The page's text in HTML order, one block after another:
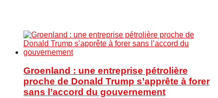
Groenland : une entreprise pétrolière
proche de Donald Trump s’apprête à forer
sans l’accord du gouvernement